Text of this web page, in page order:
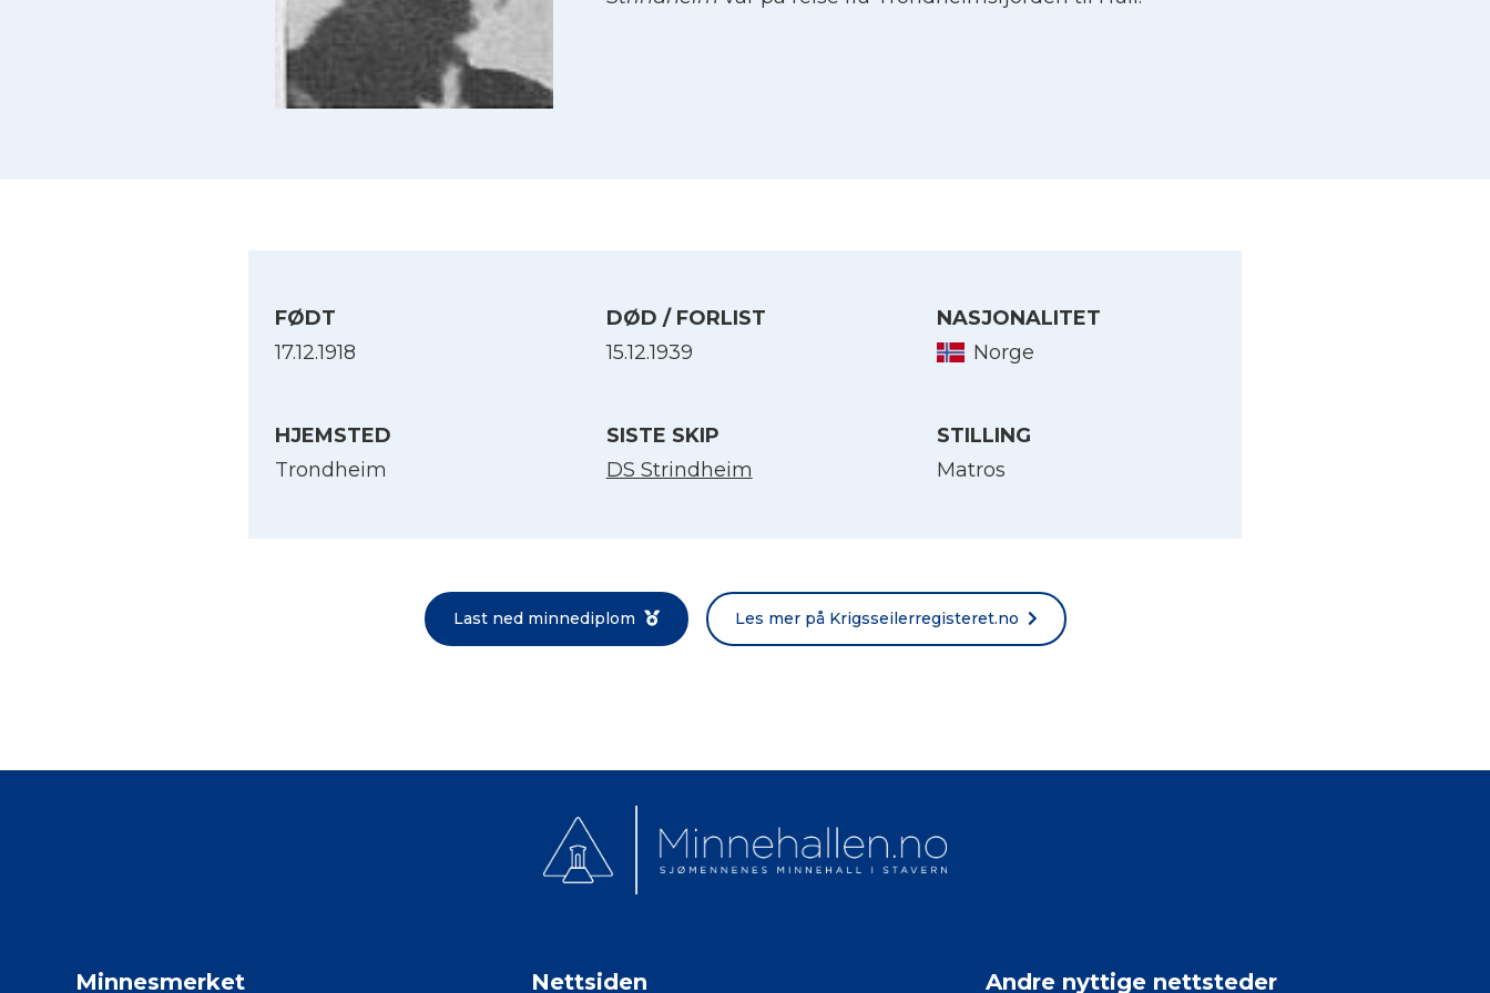
FØDT
17.12.1918
DØD / FORLIST
15.12.1939
NASJONALITET
Norge
HJEMSTED
Trondheim
SISTE SKIP
DS Strindheim
STILLING
Matros
Last ned minnediplom Les mer på Krigsseilerregisteret.no
Minnesmerket Nettsiden Andre nyttige nettsteder